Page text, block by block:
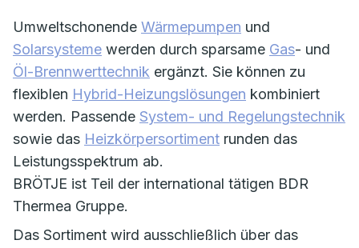
Umweltschonende Wärmepumpen und
Solarsysteme werden durch sparsame Gas- und
Öl-Brennwerttechnik ergänzt. Sie können zu
flexiblen Hybrid-Heizungslösungen kombiniert
werden. Passende System- und Regelungstechnik
sowie das Heizkörpersortiment runden das
Leistungsspektrum ab.
BRÖTJE ist Teil der international tätigen BDR
Thermea Gruppe.
Das Sortiment wird ausschließlich über das